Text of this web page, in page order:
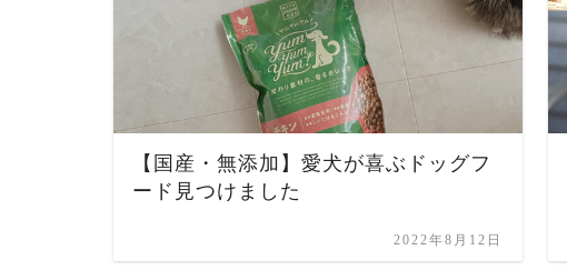
【国産・無添加】愛犬が喜ぶドッグフ
ード見つけました
2022年8月12日